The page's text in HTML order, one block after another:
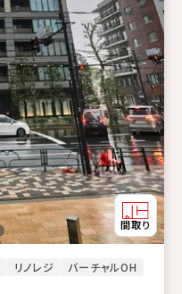
リノレジ
バーチャルOH